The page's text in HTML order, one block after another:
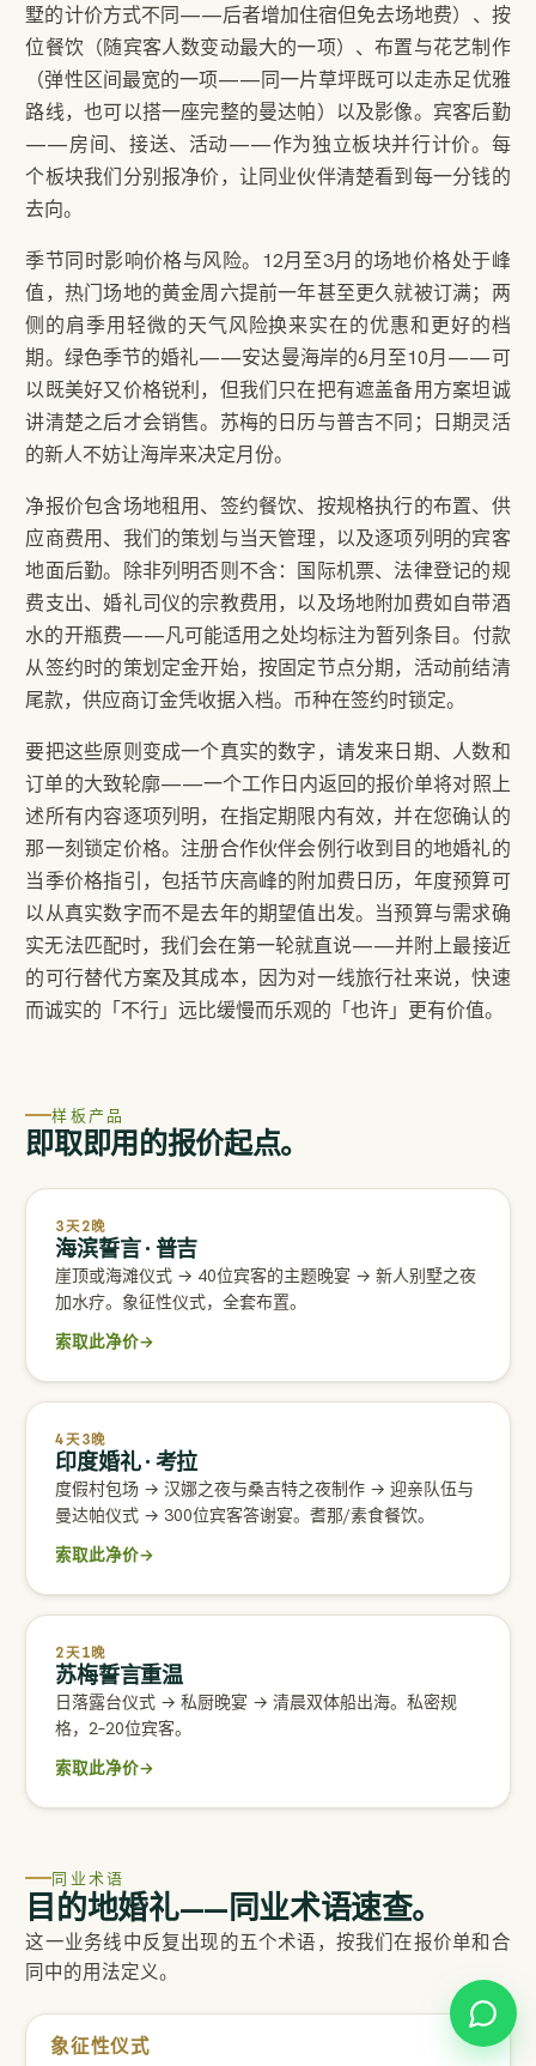
墅的计价方式不同——后者增加住宿但免去场地费）、按
位餐饮（随宾客人数变动最大的一项）、布置与花艺制作
（弹性区间最宽的一项——同一片草坪既可以走赤足优雅
路线，也可以搭一座完整的曼达帕）以及影像。宾客后勤
——房间、接送、活动——作为独立板块并行计价。每
个板块我们分别报净价，让同业伙伴清楚看到每一分钱的
去向。
季节同时影响价格与风险。12月至3月的场地价格处于峰
值，热门场地的黄金周六提前一年甚至更久就被订满；两
侧的肩季用轻微的天气风险换来实在的优惠和更好的档
期。绿色季节的婚礼——安达曼海岸的6月至10月——可
以既美好又价格锐利，但我们只在把有遮盖备用方案坦诚
讲清楚之后才会销售。苏梅的日历与普吉不同；日期灵活
的新人不妨让海岸来决定月份。
净报价包含场地租用、签约餐饮、按规格执行的布置、供
应商费用、我们的策划与当天管理，以及逐项列明的宾客
地面后勤。除非列明否则不含：国际机票、法律登记的规
费支出、婚礼司仪的宗教费用，以及场地附加费如自带酒
水的开瓶费——凡可能适用之处均标注为暂列条目。付款
从签约时的策划定金开始，按固定节点分期，活动前结清
尾款，供应商订金凭收据入档。币种在签约时锁定。
要把这些原则变成一个真实的数字，请发来日期、人数和
订单的大致轮廓——一个工作日内返回的报价单将对照上
述所有内容逐项列明，在指定期限内有效，并在您确认的
那一刻锁定价格。注册合作伙伴会例行收到目的地婚礼的
当季价格指引，包括节庆高峰的附加费日历，年度预算可
以从真实数字而不是去年的期望值出发。当预算与需求确
实无法匹配时，我们会在第一轮就直说——并附上最接近
的可行替代方案及其成本，因为对一线旅行社来说，快速
而诚实的「不行」远比缓慢而乐观的「也许」更有价值。
样板产品
即取即用的报价起点。
3天2晚
海滨誓言 · 普吉
崖顶或海滩仪式 → 40位宾客的主题晚宴 → 新人别墅之夜
加水疗。象征性仪式，全套布置。
索取此净价→
4天3晚
印度婚礼 · 考拉
度假村包场 → 汉娜之夜与桑吉特之夜制作 → 迎亲队伍与
曼达帕仪式 → 300位宾客答谢宴。耆那/素食餐饮。
索取此净价→
2天1晚
苏梅誓言重温
日落露台仪式 → 私厨晚宴 → 清晨双体船出海。私密规
格，2–20位宾客。
索取此净价→
同业术语
目的地婚礼——同业术语速查。
这一业务线中反复出现的五个术语，按我们在报价单和合
同中的用法定义。
象征性仪式